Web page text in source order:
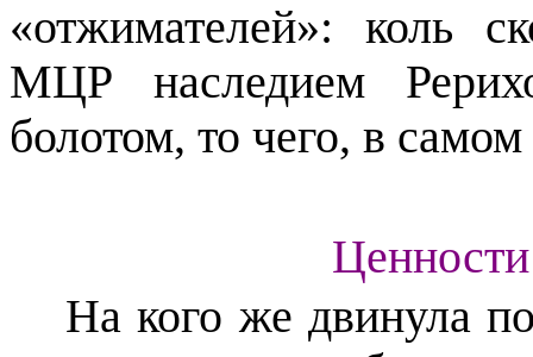
«отжимателей»: коль
МЦР наследием
болотом, то чего, в
На кого же двинула